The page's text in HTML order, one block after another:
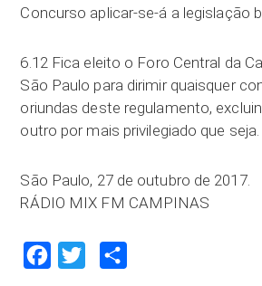
Concurso aplicar-se-á a legislação
6.12 Fica eleito o Foro Central da
São Paulo para dirimir quaisquer
oriundas deste regulamento,
outro por mais privilegiado que seja.
São Paulo, 27 de outubro de 2017.
RÁDIO MIX FM CAMPINAS
Facebook Twitter